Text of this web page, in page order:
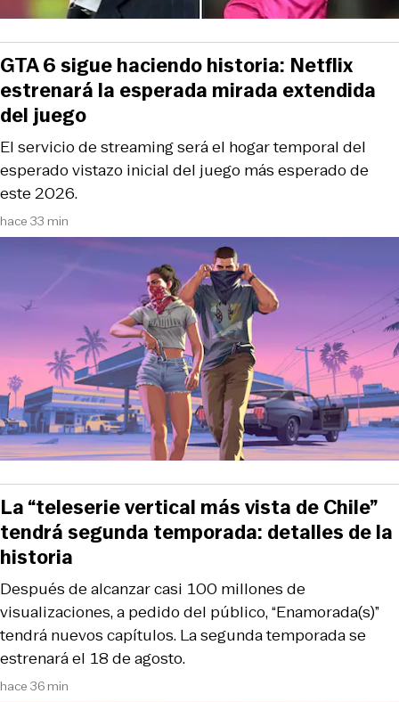
hace 33 min
El servicio de streaming será el hogar temporal del
esperado vistazo inicial del juego más esperado de
este 2026.
GTA 6 sigue haciendo historia: Netflix
estrenará la esperada mirada extendida
del juego
hace 36 min
Después de alcanzar casi 100 millones de
visualizaciones, a pedido del público, “Enamorada(s)”
tendrá nuevos capítulos. La segunda temporada se
estrenará el 18 de agosto.
La “teleserie vertical más vista de Chile”
tendrá segunda temporada: detalles de la
historia